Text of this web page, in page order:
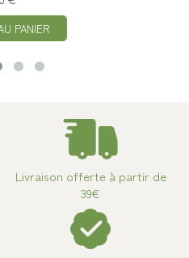
Livraison offerte à partir de
39€